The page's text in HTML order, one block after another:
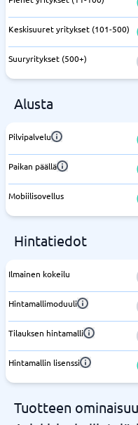
Keskisuuret yritykset (101-500)
Suuryritykset (500+)
Alusta
Pilvipalvelu
Paikan päällä
Mobiilisovellus
Hintatiedot
Ilmainen kokeilu
Hintamallimoduuli
Tilauksen hintamalli
Hintamallin lisenssi
Tuotteen